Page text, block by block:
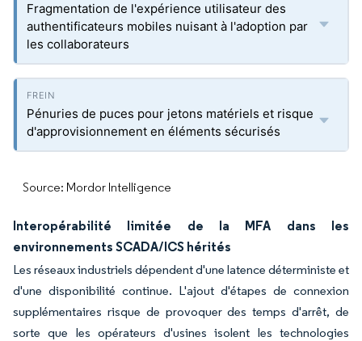
Fragmentation de l'expérience utilisateur des
authentificateurs mobiles nuisant à l'adoption par
les collaborateurs
Pénuries de puces pour jetons matériels et risque
d'approvisionnement en éléments sécurisés
Source: Mordor Intelligence
Interopérabilité limitée de la MFA dans les
environnements SCADA/ICS hérités
Les réseaux industriels dépendent d'une latence déterministe et
d'une disponibilité continue. L'ajout d'étapes de connexion
supplémentaires risque de provoquer des temps d'arrêt, de
sorte que les opérateurs d'usines isolent les technologies